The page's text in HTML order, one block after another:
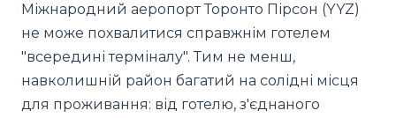
Міжнародний аеропорт Торонто Пірсон (YYZ)
не може похвалитися справжнім готелем
"всередині терміналу". Тим не менш,
навколишній район багатий на солідні місця
для проживання: від готелю, з'єднаного